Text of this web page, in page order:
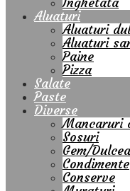
Aluaturi
Aluaturi
Aluaturi
Paine
Pizza
Salate
Paste
Diverse
Mancaruri
Sosuri
Gem/
Condimente
Conserve